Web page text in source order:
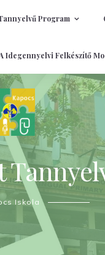
Iskola
Program
Idegennyelvi Felkészítő